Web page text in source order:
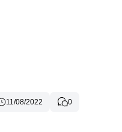
11/08/2022 0